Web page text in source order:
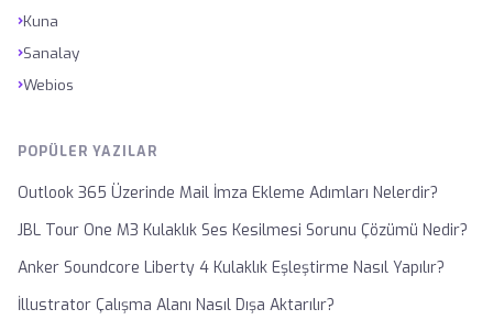
›Kuna
›Sanalay
›Webios
POPÜLER YAZILAR
Outlook 365 Üzerinde Mail İmza Ekleme Adımları Nelerdir?
JBL Tour One M3 Kulaklık Ses Kesilmesi Sorunu Çözümü Nedir?
Anker Soundcore Liberty 4 Kulaklık Eşleştirme Nasıl Yapılır?
İllustrator Çalışma Alanı Nasıl Dışa Aktarılır?